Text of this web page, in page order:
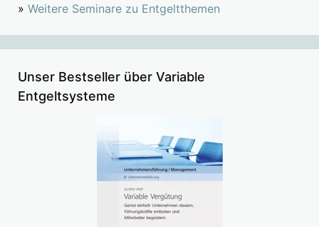
» Weitere Seminare zu Entgeltthemen
Unser Bestseller über Variable
Entgeltsysteme